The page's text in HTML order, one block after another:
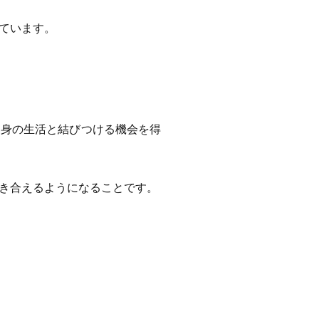
います。
の生活と結びつける機会を得
えるようになることです。